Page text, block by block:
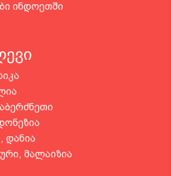
ინდოეთში
დანია
მალაიზია